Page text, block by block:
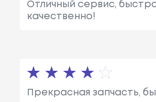
Отличный сервис,
качественно!
Прекрасная запчасть,